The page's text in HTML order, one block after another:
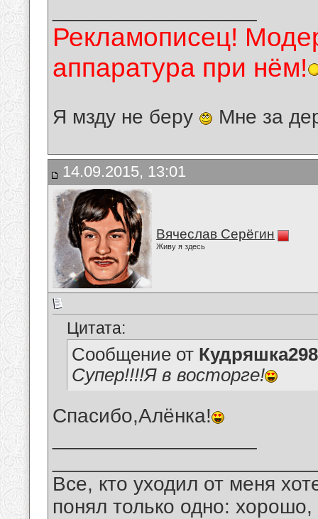
Рекламописец!
аппаратура при нём!
Я мзду не беру Мне за
14.09.2015, 13:01
Вячеслав Серёгин
Живу я здесь
Цитата:
Сообщение от Кудряшка298
Супер!!!!Я в восторге!
Спасибо,Алёнка!
Все, кто уходил от меня
понял только одно: